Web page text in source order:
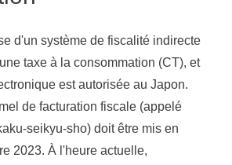
d'un système de fiscalité indirecte
taxe à la consommation (CT), et
est autorisée au Japon.
de facturation fiscale (appelé
seikyu-sho) doit être mis en
2023. À l'heure actuelle,